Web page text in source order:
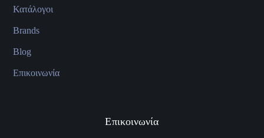
Κατάλογοι
Brands
Blog
Επικοινωνία
Επικοινωνία